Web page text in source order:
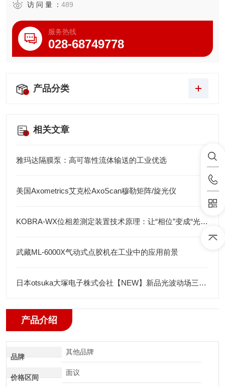
访 问 量 ： 489
服务热线
028-68749778
产品分类
相关文章
雅玛达隔膜泵：高可靠性流体输送的工业优选
美国Axometrics艾克松AxoScan穆勒矩阵/旋光仪
KOBRA-WX位相差測定装置技术原理：让“相位”变成“光强”
武藏ML-6000X气动式点胶机在工业中的应用前景
日本otsuka大塚电子株式会社【NEW】新品光波动场三次元显微镜MINUK
产品介绍
品牌
其他品牌
价格区间
面议